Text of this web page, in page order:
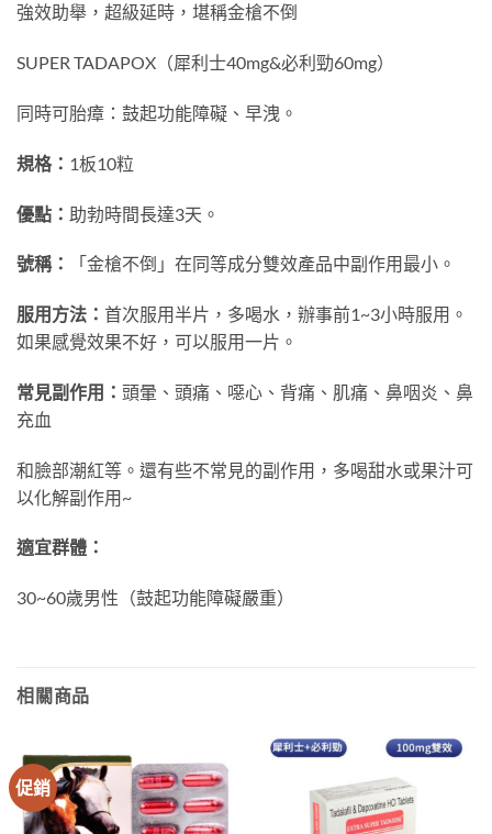
強效助舉，超級延時，堪稱金槍不倒
SUPER TADAPOX（犀利士40mg&必利勁60mg）
同時可胎瘴：鼓起功能障礙、早洩。
規格： 1板10粒
優點： 助勃時間長達3天。
號稱： 「金槍不倒」在同等成分雙效產品中副作用最小。
服用方法： 首次服用半片，多喝水，辦事前1~3小時服用。
如果感覺效果不好，可以服用一片。
常見副作用： 頭暈、頭痛、噁心、背痛、肌痛、鼻咽炎、鼻
充血
和臉部潮紅等。還有些不常見的副作用，多喝甜水或果汁可
以化解副作用~
適宜群體：
30~60歲男性（鼓起功能障礙嚴重）
相關商品
促銷